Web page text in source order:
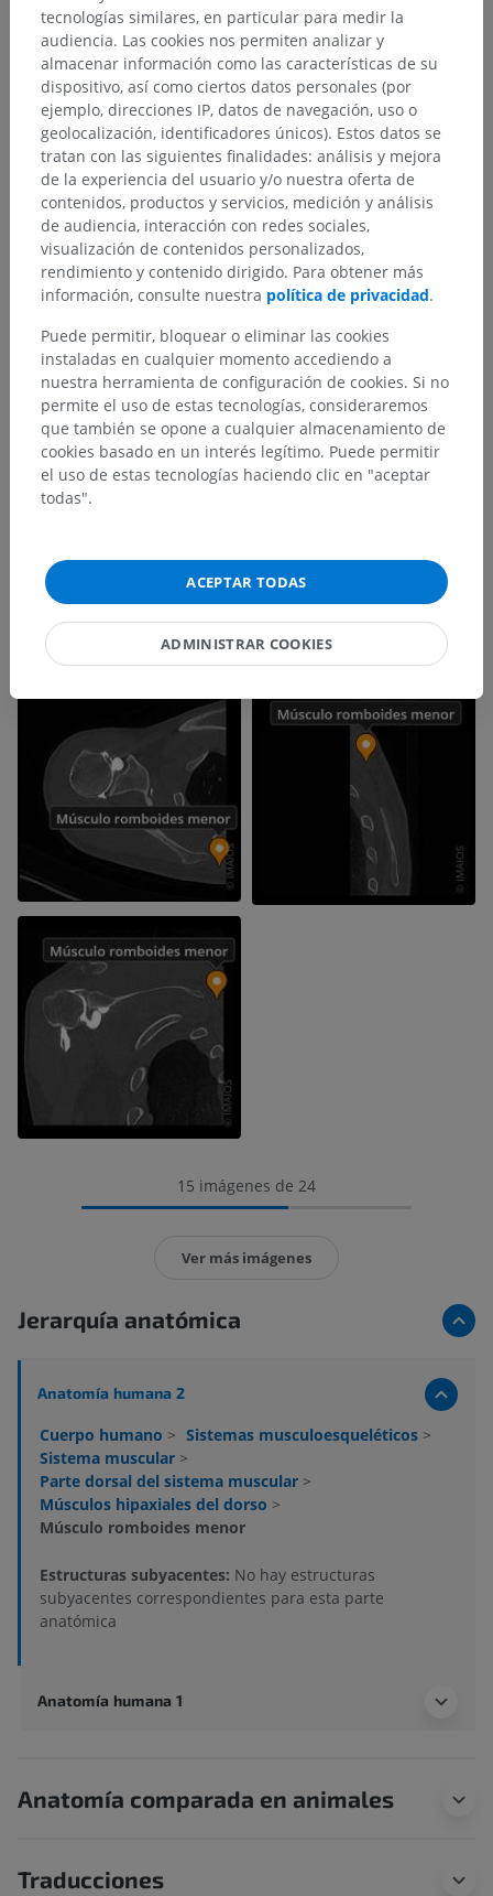
15 imágenes de 24
Ver más imágenes
Jerarquía anatómica
Anatomía humana 2
Cuerpo humano > Sistemas musculoesqueléticos >
Sistema muscular >
Parte dorsal del sistema muscular >
Músculos hipaxiales del dorso >
Músculo romboides menor
Estructuras subyacentes: No hay estructuras
subyacentes correspondientes para esta parte
anatómica
Anatomía humana 1
Anatomía comparada en animales
Traducciones
tecnologías similares, en particular para medir la
audiencia. Las cookies nos permiten analizar y
almacenar información como las características de su
dispositivo, así como ciertos datos personales (por
ejemplo, direcciones IP, datos de navegación, uso o
geolocalización, identificadores únicos). Estos datos se
tratan con las siguientes finalidades: análisis y mejora
de la experiencia del usuario y/o nuestra oferta de
contenidos, productos y servicios, medición y análisis
de audiencia, interacción con redes sociales,
visualización de contenidos personalizados,
rendimiento y contenido dirigido. Para obtener más
información, consulte nuestra política de privacidad.
Puede permitir, bloquear o eliminar las cookies
instaladas en cualquier momento accediendo a
nuestra herramienta de configuración de cookies. Si no
permite el uso de estas tecnologías, consideraremos
que también se opone a cualquier almacenamiento de
cookies basado en un interés legítimo. Puede permitir
el uso de estas tecnologías haciendo clic en "aceptar
todas".
ACEPTAR TODAS
ADMINISTRAR COOKIES